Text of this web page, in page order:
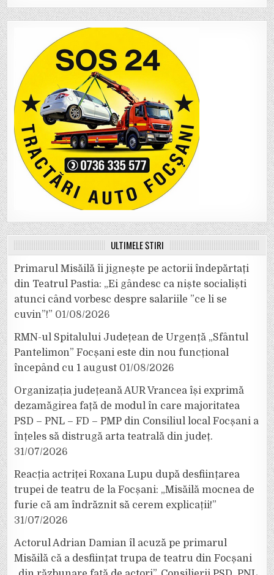
ULTIMELE ȘTIRI
Primarul Misăilă îi jignește pe actorii îndepărtați
din Teatrul Pastia: „Ei gândesc ca niște socialiști
atunci când vorbesc despre salariile ”ce li se
cuvin”!” 01/08/2026
RMN-ul Spitalului Județean de Urgență „Sfântul
Pantelimon” Focșani este din nou funcțional
începând cu 1 august 01/08/2026
Organizația județeană AUR Vrancea își exprimă
dezamăgirea față de modul în care majoritatea
PSD – PNL – FD – PMP din Consiliul local Focșani a
înțeles să distrugă arta teatrală din județ.
31/07/2026
Reacția actriței Roxana Lupu după desființarea
trupei de teatru de la Focșani: „Misăilă mocnea de
furie că am îndrăznit să cerem explicații!”
31/07/2026
Actorul Adrian Damian îl acuză pe primarul
Misăilă că a desființat trupa de teatru din Focșani